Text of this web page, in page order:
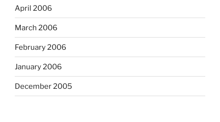
April 2006
March 2006
February 2006
January 2006
December 2005